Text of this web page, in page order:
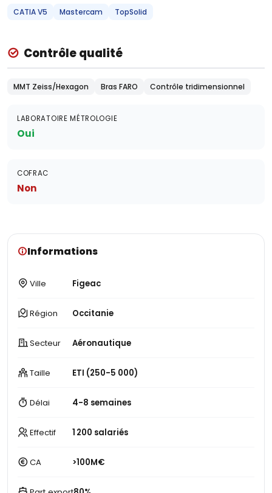
CATIA V5 Mastercam TopSolid
Contrôle qualité
MMT Zeiss/Hexagon Bras FARO Contrôle tridimensionnel
LABORATOIRE MÉTROLOGIE
Oui
COFRAC
Non
Informations
Ville Figeac
Région Occitanie
Secteur Aéronautique
Taille ETI (250-5 000)
Délai 4-8 semaines
Effectif 1 200 salariés
CA >100M€